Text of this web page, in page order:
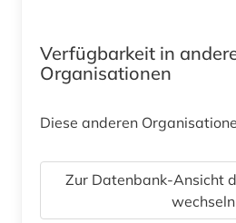
Verfügbarkeit in
Organisationen
Diese anderen
Zur Datenbank-Ansicht
wechseln